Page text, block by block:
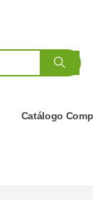
Catálogo